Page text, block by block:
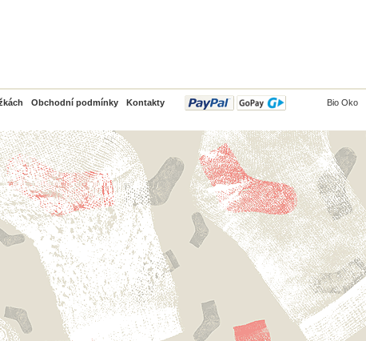
Obchodní podmínky Kontakty
PayPal Bio Oko